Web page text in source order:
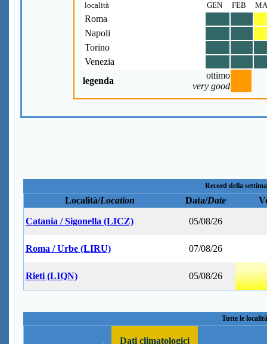
località GEN FEB
Roma
Napoli
Torino
Venezia
legenda
ottimo
very good
Record della
Località/Location Data/Date
Catania / Sigonella (LICZ) 05/08/26
Roma / Urbe (LIRU) 07/08/26
Rieti (LIQN) 05/08/26
Tutte le
Dati climatologici